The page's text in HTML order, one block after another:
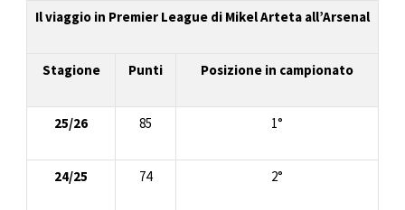
Il viaggio in Premier League di Mikel Arteta all’Arsenal
Stagione Punti Posizione in campionato
25/26 85 1°
24/25 74 2°